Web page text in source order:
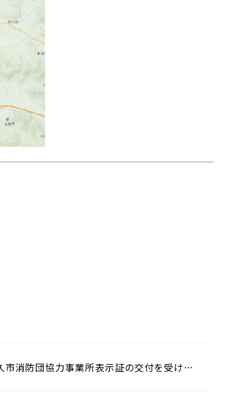
市消防団協力事業所表示証の交付を受けま